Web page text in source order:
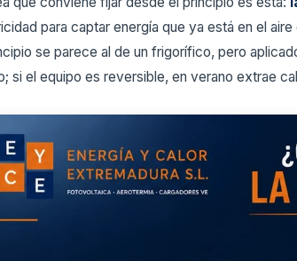
para captar energía que ya está en el
se parece al de un frigorífico, pero
si el equipo es reversible, en verano extrae